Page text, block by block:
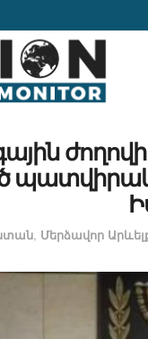
, Մերձավոր